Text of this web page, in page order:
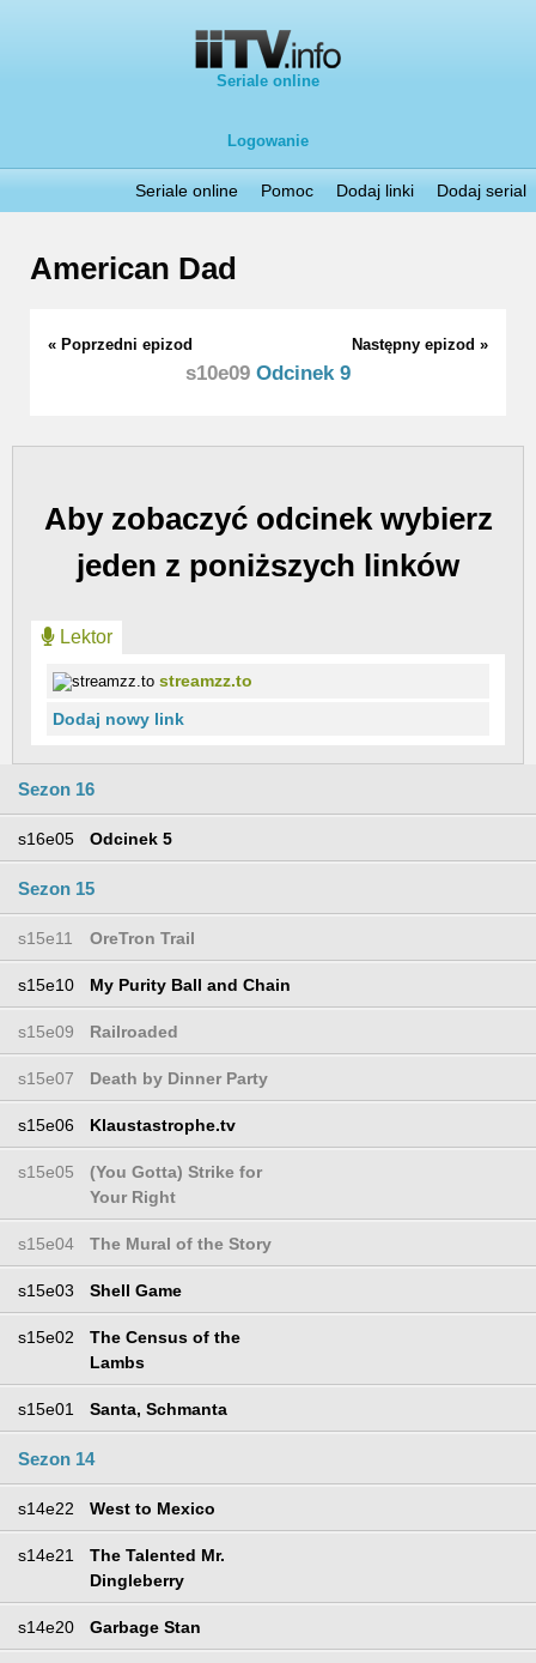
Seriale online
Logowanie
Seriale online Pomoc Dodaj linki Dodaj serial
American Dad
« Poprzedni epizod Następny epizod »
s10e09 Odcinek 9
Aby zobaczyć odcinek wybierz
jeden z poniższych linków
Lektor
streamzz.to
Dodaj nowy link
Sezon 16
s16e05 Odcinek 5
Sezon 15
s15e11 OreTron Trail
s15e10 My Purity Ball and Chain
s15e09 Railroaded
s15e07 Death by Dinner Party
s15e06 Klaustastrophe.tv
s15e05
(You Gotta) Strike for
Your Right
s15e04 The Mural of the Story
s15e03 Shell Game
s15e02
The Census of the
Lambs
s15e01 Santa, Schmanta
Sezon 14
s14e22 West to Mexico
s14e21
The Talented Mr.
Dingleberry
s14e20 Garbage Stan